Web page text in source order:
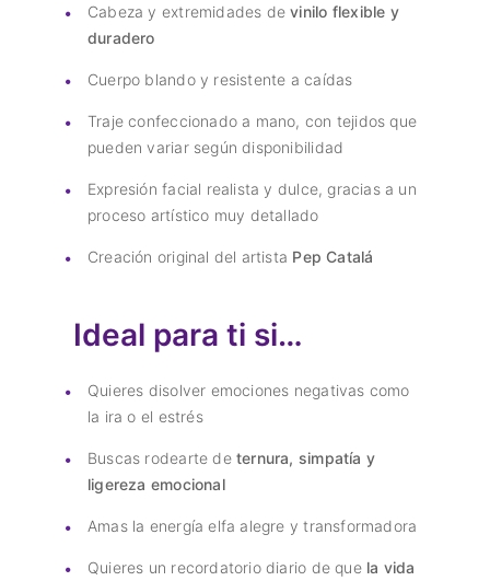
Cabeza y extremidades devinilo flexible y
duradero
Cuerpo blando y resistente a caídas
Traje confeccionado a mano, con tejidos que
pueden variar según disponibilidad
Expresión facial realista y dulce, gracias a un
proceso artístico muy detallado
Creación original del artista Pep Catalá
Ideal para ti si…
Quieres disolver emociones negativas como
la ira o el estrés
Buscas rodearte de ternura, simpatía y
ligereza emocional
Amas la energía elfa alegre y transformadora
Quieres un recordatorio diario de que la vida